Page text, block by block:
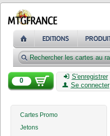
0
S'enregistrer
Se connecter
Cartes Promo
Jetons